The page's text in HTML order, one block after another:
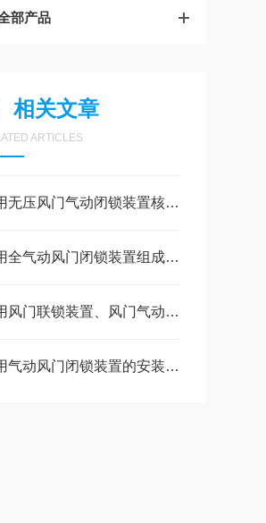
部产品
相关文章
ARTICLES
矿用无压风门气动闭锁装置核心作用整套组成部件
矿用全气动风门闭锁装置组成部件和工作原理
矿用风门联锁装置、风门气动闭锁装置的作用是什么
矿用气动风门闭锁装置的安装步骤